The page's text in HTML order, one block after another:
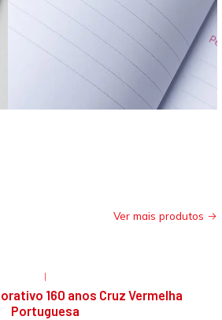
Ver mais produtos
|
160 anos Cruz Vermelha
Portuguesa